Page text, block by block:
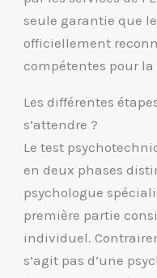
seule garantie que
officiellement
compétentes pour
Les différentes
s’attendre ?
Le test
en deux phases
psychologue
première partie
individuel.
s’agit pas d’une